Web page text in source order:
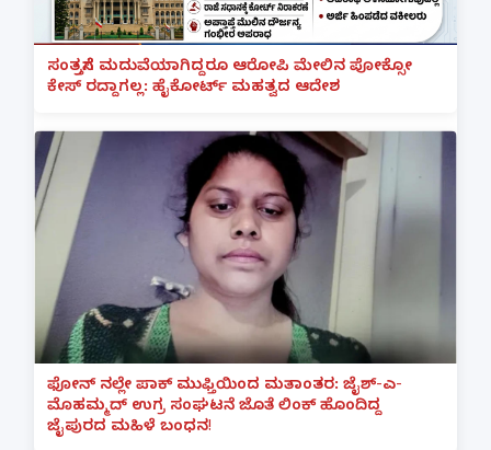
ಸಂತ್ರಸ್ತೆಗೆ ಮದುವೆಯಾಗಿದ್ದರೂ ಆರೋಪಿ ಮೇಲಿನ ಪೋಕ್ಸೋ
ಕೇಸ್ ರದ್ದಾಗಲ್ಲ: ಹೈಕೋರ್ಟ್ ಮಹತ್ವದ ಆದೇಶ
ಫೋನ್ ನಲ್ಲೇ ಪಾಕ್ ಮುಫ್ತಿಯಿಂದ ಮತಾಂತರ: ಜೈಶ್-ಎ-
ಮೊಹಮ್ಮದ್ ಉಗ್ರ ಸಂಘಟನೆ ಜೊತೆ ಲಿಂಕ್ ಹೊಂದಿದ್ದ
ಜೈಪುರದ ಮಹಿಳೆ ಬಂಧನ!